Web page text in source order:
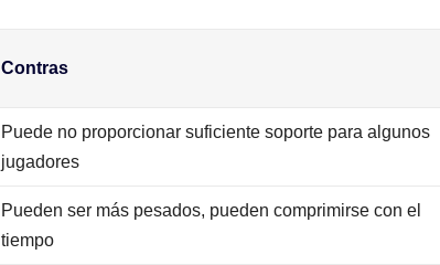
Contras
Puede no proporcionar suficiente soporte para algunos
jugadores
Pueden ser más pesados, pueden comprimirse con el
tiempo